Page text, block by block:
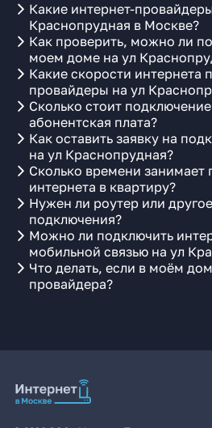
Какие интернет-
Краснопрудная в Москве?
Как проверить, можно ли
моем доме на ул
Какие скорости интернета
провайдеры на ул
Сколько стоит
абонентская плата?
Как оставить заявку на
на ул Краснопрудная?
Сколько времени занимает
интернета в квартиру?
Нужен ли роутер или
подключения?
Можно ли подключить
мобильной связью на ул
Что делать, если в моём
провайдера?